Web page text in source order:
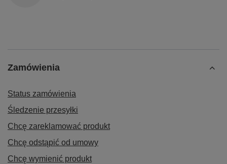
Zamówienia
Status zamówienia
Śledzenie przesyłki
Chcę zareklamować produkt
Chcę odstąpić od umowy
Chcę wymienić produkt